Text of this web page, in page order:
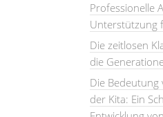
Professionelle
Unterstützung
Die zeitlosen
die
Die
der Kita: Ein